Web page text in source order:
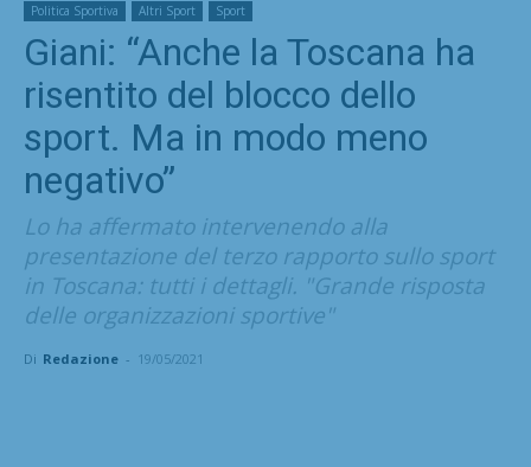
Politica Sportiva Altri Sport Sport
Giani: “Anche la Toscana ha
risentito del blocco dello
sport. Ma in modo meno
negativo”
Lo ha affermato intervenendo alla
presentazione del terzo rapporto sullo sport
in Toscana: tutti i dettagli. "Grande risposta
delle organizzazioni sportive"
Di Redazione - 19/05/2021